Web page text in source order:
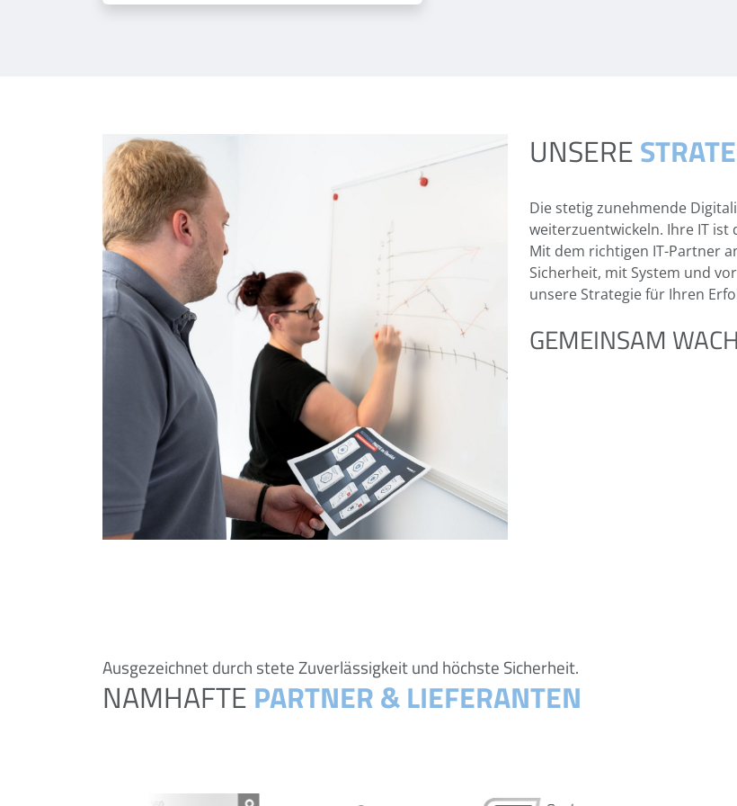
UNSERE
Die stetig zunehmende
weiterzuentwickeln. Ihre IT
Mit dem richtigen IT-Partner
Sicherheit, mit System und
unsere Strategie für Ihren
GEMEINSAM
Ausgezeichnet durch stete Zuverlässigkeit und höchste Sicherheit.
NAMHAFTE PARTNER & LIEFERANTEN